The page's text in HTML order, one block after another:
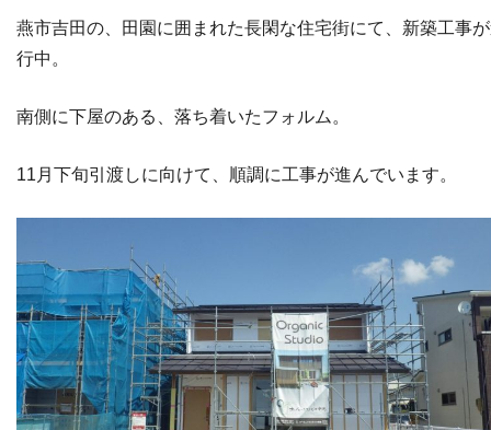
燕市吉田の、田園に囲まれた長閑な住宅街にて、新築工事
行中。
南側に下屋のある、落ち着いたフォルム。
11月下旬引渡しに向けて、順調に工事が進んでいます。